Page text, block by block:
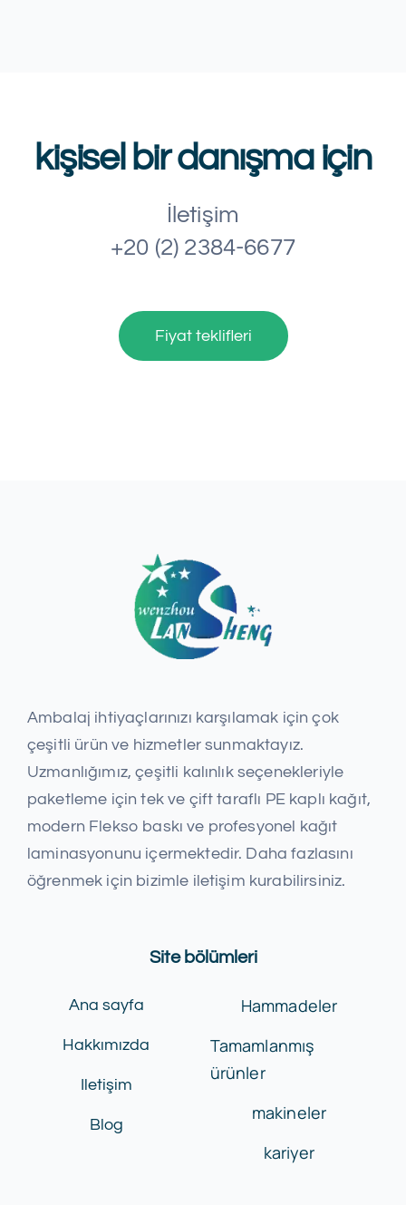
kişisel bir danışma için
İletişim
+20 (2) 2384-6677
Fiyat teklifleri
Ambalaj ihtiyaçlarınızı karşılamak için çok
çeşitli ürün ve hizmetler sunmaktayız.
Uzmanlığımız, çeşitli kalınlık seçenekleriyle
paketleme için tek ve çift taraflı PE kaplı kağıt,
modern Flekso baskı ve profesyonel kağıt
laminasyonunu içermektedir. Daha fazlasını
öğrenmek için bizimle iletişim kurabilirsiniz.
Site bölümleri
Ana sayfa
Hakkımızda
Iletişim
Blog
Hammadeler
Tamamlanmış
ürünler
makineler
kariyer